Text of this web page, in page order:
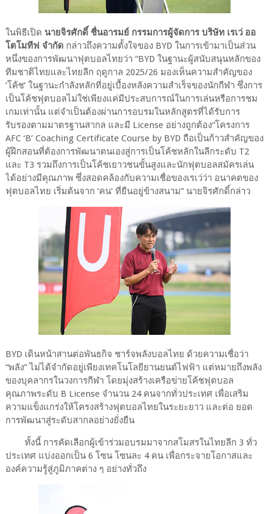
ในพิธีเปิด นายจิรศักดิ์ ชื่นอารมย์ กรรมการผู้จัดการ บริษัท เรเว่ ออ
โตโมทีฟ จำกัดกล่าวถึงความตั้งใจของ BYD ในการเข้ามาเป็นส่วน
หนึ่งของการพัฒนาฟุตบอลไทยว่า “BYD ในฐานะผู้สนับสนุนหลักของ
ทีมชาติไทยและไทยลีก ฤดูกาล 2025/26 มองเห็นความสำคัญของ
‘โค้ช’ ในฐานะกำลังหลักที่อยู่เบื้องหลังความสำเร็จของนักกีฬา ซึ่งการ
เป็นโค้ชฟุตบอลไม่ใช่เพียงแค่มีประสบการณ์ในการเล่นหรือการชม
เกมเท่านั้น แต่จำเป็นต้องผ่านการอบรมในหลักสูตรที่ได้รับการ
รับรองตามมาตรฐานสากล และมี License อย่างถูกต้อง“โครงการ
AFC ‘B’ Coaching Certificate Course by BYD ถือเป็นก้าวสำคัญของ
ผู้ฝึกสอนที่ต้องการพัฒนาตนเองสู่การเป็นโค้ชหลักในลีกระดับ T2
และ T3 รวมถึงการเป็นโค้ชเยาวชนขั้นสูงและนักฟุตบอลสมัครเล่น
ได้อย่างมีคุณภาพ ซึ่งสอดคล้องกับความเชื่อของเรเว่ว่า อนาคตของ
ฟุตบอลไทย เริ่มต้นจาก ‘คน’ ที่ยืนอยู่ข้างสนาม” นายจิรศักดิ์กล่าว
BYD เดินหน้าสานต่อพันธกิจ ชาร์จพลังบอลไทย ด้วยความเชื่อว่า
“พลัง” ไม่ได้จำกัดอยู่เพียงเทคโนโลยียานยนต์ไฟฟ้า แต่หมายถึงพลัง
ของบุคลากรในวงการกีฬา โดยมุ่งสร้างเครือข่ายโค้ชฟุตบอล
คุณภาพระดับ B License จำนวน 24 คนจากทั่วประเทศ เพื่อเสริม
ความแข็งแกร่งให้โครงสร้างฟุตบอลไทยในระยะยาว และต่อ ยอด
การพัฒนาสู่ระดับสากลอย่างยั่งยืน
ทั้งนี้ การคัดเลือกผู้เข้าร่วมอบรมมาจากสโมสรในไทยลีก 3 ทั่ว
ประเทศ แบ่งออกเป็น 6 โซน โซนละ 4 คน เพื่อกระจายโอกาสและ
องค์ความรู้สู่ภูมิภาคต่าง ๆ อย่างทั่วถึง